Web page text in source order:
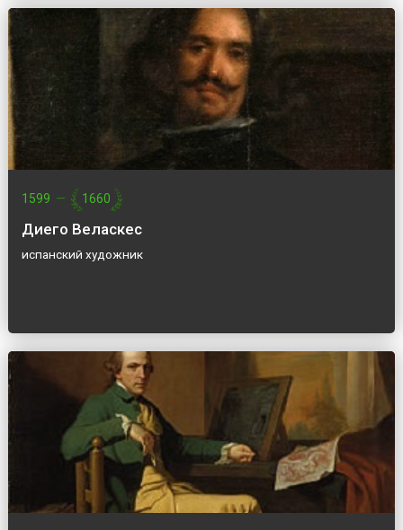
1599 — 1660
Диего Веласкес
испанский художник